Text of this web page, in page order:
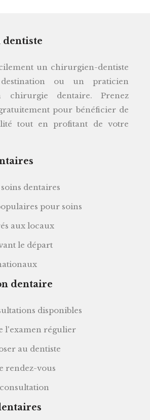
un chirurgien-dentiste
ou un praticien
chirurgie dentaire. Prenez
pour bénéficier de
tout en profitant de votre
dentaires
pour soins
aux locaux
le départ
dentaire
disponibles
l'examen régulier
au dentiste
rendez-vous